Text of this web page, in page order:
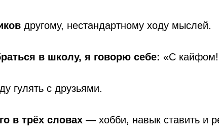
другому, нестандартному ходу мыслей.
в школу, я говорю себе: «С
гулять с друзьями.
в трёх словах — хобби, навык ставить и